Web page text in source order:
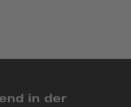
in der